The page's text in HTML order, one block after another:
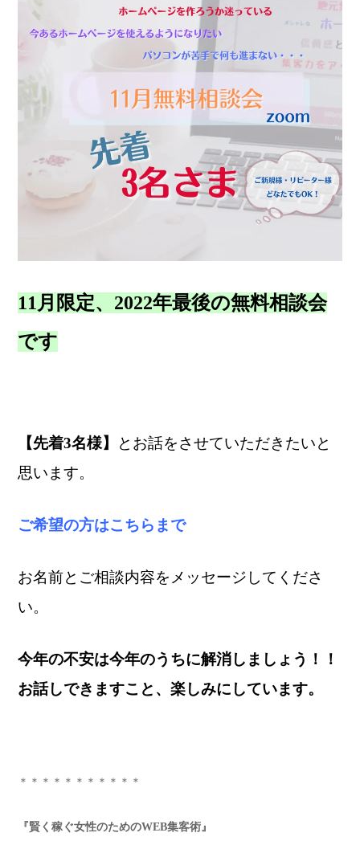
11月限定、2022年最後の無料相談会
です
【先着3名様】
とお話をさせていただきたいと
思います。
ご希望の方はこちらまで
お名前とご相談内容をメッセージしてくださ
い。
今年の不安は今年のうちに解消しましょう！！
お話しできますこと、楽しみにしています。
＊＊＊＊＊＊＊＊＊＊＊
『賢く稼ぐ女性のためのWEB集客術』